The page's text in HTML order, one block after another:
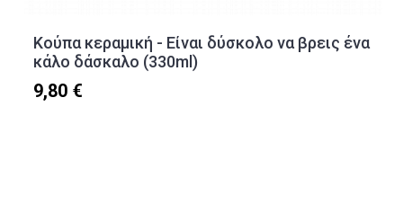
Κούπα κεραμική - Είναι δύσκολο να βρεις ένα
κάλο δάσκαλο (330ml)
9,80 €